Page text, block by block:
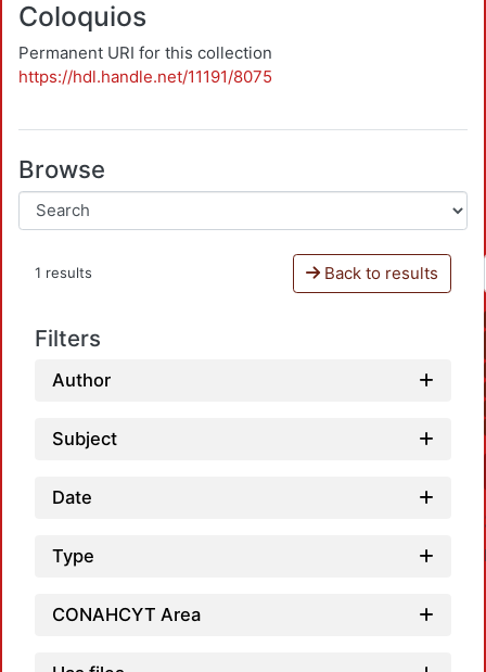
Coloquios
Permanent URI for this collection
https://hdl.handle.net/11191/8075
Browse
1 results Back to results
Filters
Author
Subject
Date
Type
CONAHCYT Area